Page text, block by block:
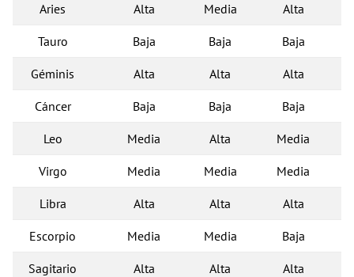
Aries Alta Media Alta
Tauro Baja Baja Baja
Géminis Alta Alta Alta
Cáncer Baja Baja Baja
Leo Media Alta Media
Virgo Media Media Media
Libra Alta Alta Alta
Escorpio Media Media Baja
Sagitario Alta Alta Alta